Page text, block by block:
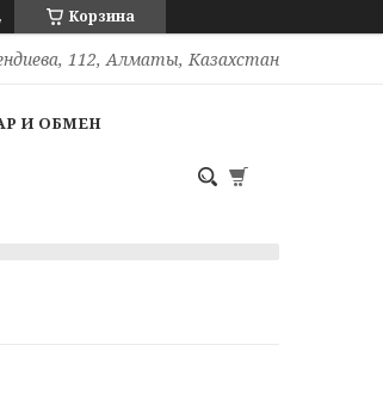
Корзина
112, Алматы, Казахстан
И ОБМЕН